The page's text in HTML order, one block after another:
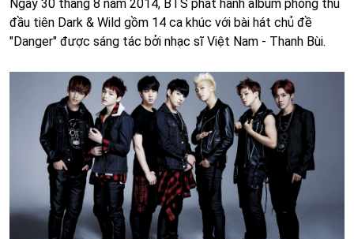
Ngày 30 tháng 8 năm 2014, BTS phát hành album phòng thu
đầu tiên Dark & Wild gồm 14 ca khúc với bài hát chủ đề
"Danger" được sáng tác bởi nhạc sĩ Việt Nam - Thanh Bùi.